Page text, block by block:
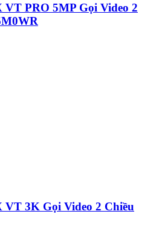
PRO 5MP Gọi Video 2
3K Gọi Video 2 Chiều